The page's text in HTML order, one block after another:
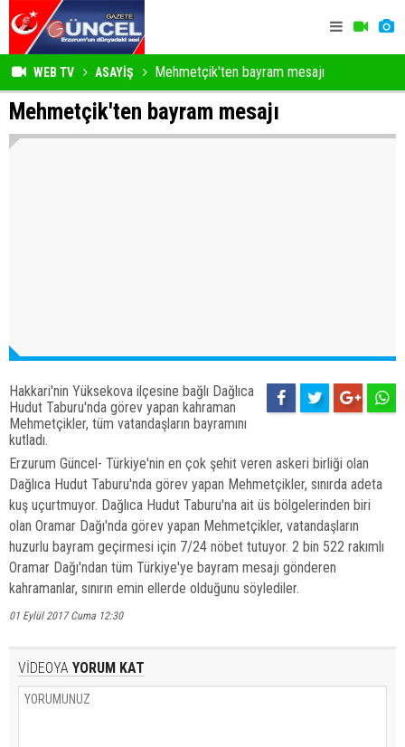
WEB TV ASAYİŞ Mehmetçik'ten bayram mesajı
Mehmetçik'ten bayram mesajı
Hakkari'nin Yüksekova ilçesine bağlı Dağlıca
Hudut Taburu'nda görev yapan kahraman
Mehmetçikler, tüm vatandaşların bayramını
kutladı.
Erzurum Güncel- Türkiye'nin en çok şehit veren askeri birliği olan
Dağlıca Hudut Taburu'nda görev yapan Mehmetçikler, sınırda adeta
kuş uçurtmuyor. Dağlıca Hudut Taburu'na ait üs bölgelerinden biri
olan Oramar Dağı'nda görev yapan Mehmetçikler, vatandaşların
huzurlu bayram geçirmesi için 7/24 nöbet tutuyor. 2 bin 522 rakımlı
Oramar Dağı'ndan tüm Türkiye'ye bayram mesajı gönderen
kahramanlar, sınırın emin ellerde olduğunu söylediler.
01 Eylül 2017 Cuma 12:30
VİDEOYA YORUM KAT